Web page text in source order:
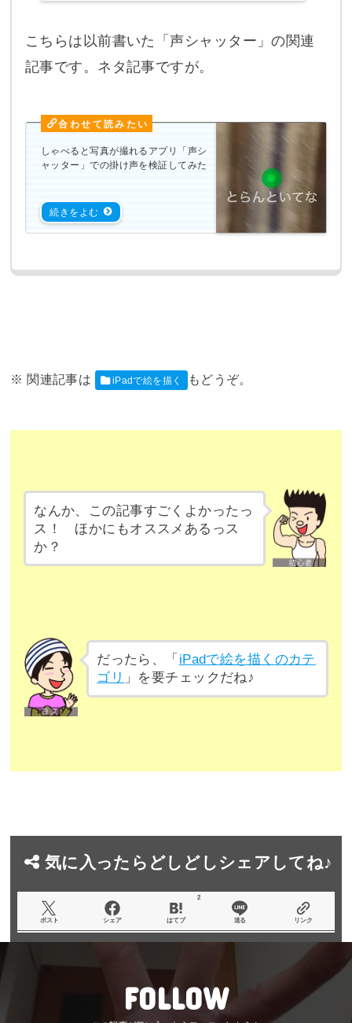
こちらは以前書いた「声シャッター」の関連
記事です。ネタ記事ですが。
しゃべると写真が撮れるアプリ「声シ
ャッター」での掛け声を検証してみた
iPadで絵を描く
なんか、この記事すごくよかったっ
ス！ ほかにもオススメあるっス
か？
だったら、「 iPadで絵を描くのカテ
ゴリ 」を要チェックだね♪
気に入ったらどしどしシェアしてね♪
ポスト シェア はてブ
2
送る リンク
FOLLOW